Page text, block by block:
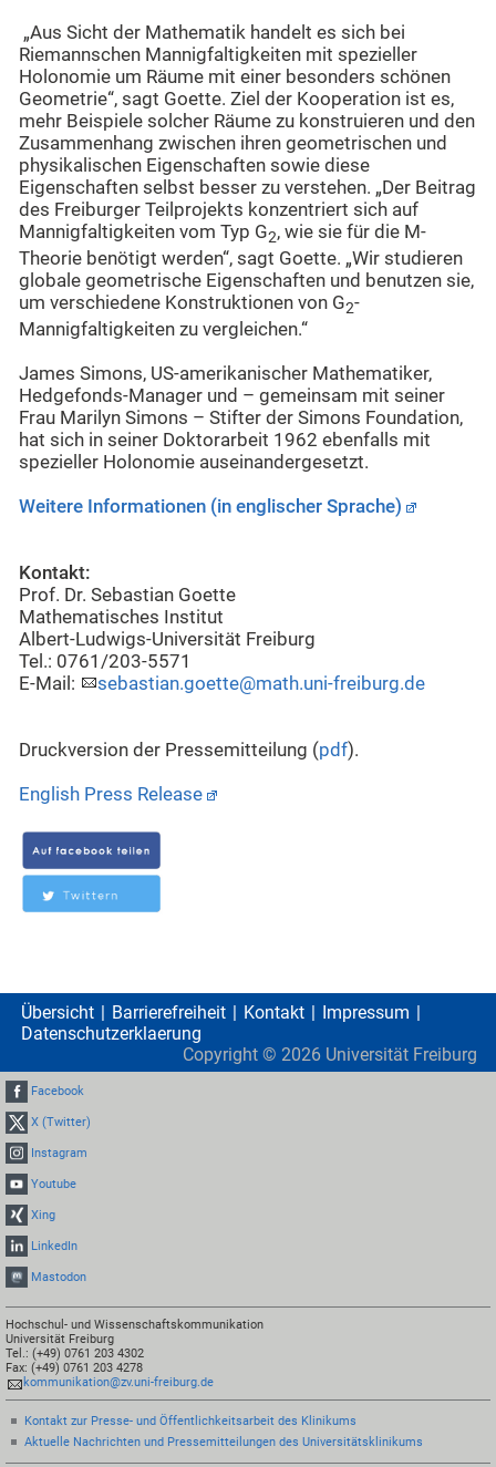
„Aus Sicht der Mathematik handelt es sich bei
Riemannschen Mannigfaltigkeiten mit spezieller
Holonomie um Räume mit einer besonders schönen
Geometrie“, sagt Goette. Ziel der Kooperation ist es,
mehr Beispiele solcher Räume zu konstruieren und den
Zusammenhang zwischen ihren geometrischen und
physikalischen Eigenschaften sowie diese
Eigenschaften selbst besser zu verstehen. „Der Beitrag
des Freiburger Teilprojekts konzentriert sich auf
Mannigfaltigkeiten vom Typ G2, wie sie für die M-
Theorie benötigt werden“, sagt Goette. „Wir studieren
globale geometrische Eigenschaften und benutzen sie,
um verschiedene Konstruktionen von G2-
Mannigfaltigkeiten zu vergleichen.“
James Simons, US-amerikanischer Mathematiker,
Hedgefonds-Manager und – gemeinsam mit seiner
Frau Marilyn Simons – Stifter der Simons Foundation,
hat sich in seiner Doktorarbeit 1962 ebenfalls mit
spezieller Holonomie auseinandergesetzt.
Weitere Informationen (in englischer Sprache)
Kontakt:
Prof. Dr. Sebastian Goette
Mathematisches Institut
Albert-Ludwigs-Universität Freiburg
Tel.: 0761/203-5571
E-Mail:
sebastian.goette@math.uni-freiburg.de
Druckversion der Pressemitteilung (pdf).
English Press Release
Übersicht Barrierefreiheit Kontakt
Impressum
Datenschutzerklaerung
Copyright © 2026 Universität Freiburg
Facebook
X (Twitter)
Instagram
Youtube
Xing
LinkedIn
Mastodon
Hochschul- und Wissenschaftskommunikation
Universität Freiburg
Tel.: (+49) 0761 203 4302
Fax: (+49) 0761 203 4278
kommunikation@zv.uni-freiburg.de
Kontakt zur Presse- und Öffentlichkeitsarbeit des Klinikums
Aktuelle Nachrichten und Pressemitteilungen des Universitätsklinikums